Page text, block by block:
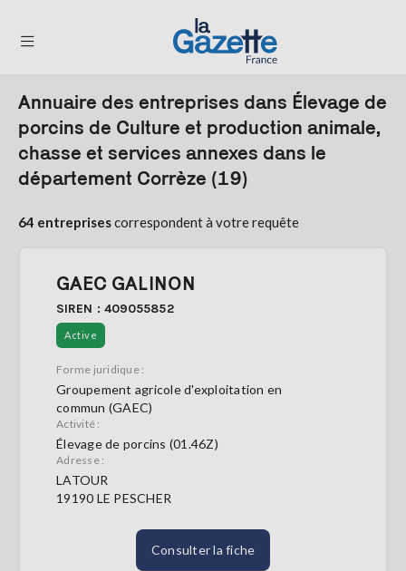
THÉMATIQUES
RÉGIONS
FORMATS
TENDANCES
GAZETTE
Se
connecter
S'abonner
Annuaire des entreprises dans Élevage de
porcins de Culture et production animale,
chasse et services annexes dans le
département Corrèze (19)
64 entreprisescorrespondent à votre requête
GAEC GALINON
SIREN : 409055852
Active
Forme juridique :
Groupement agricole d'exploitation en
commun (GAEC)
Activité :
Élevage de porcins (01.46Z)
Adresse :
LATOUR
19190 LE PESCHER
Consulter la fiche